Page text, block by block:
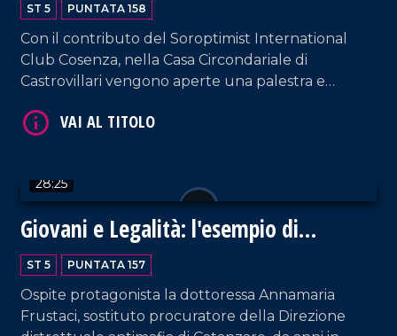
ST 5 PUNTATA 158
Con il contributo del Soroptimist International
Club Cosenza, nella Casa Circondariale di
Castrovillari vengono aperte una palestra e
puntata, intervengono: il direttore del carcere
Penale di Reggio Calabria, Francesco Siclari.
28:25
Giovani e Legalità: l'esempio di
Annamaria Frustaci
ST 5 PUNTATA 157
Ospite protagonista la dottoressa Annamaria
Frustaci, sostituto procuratore della Direzione
VAI AL TITOLO
VAI AL TITOLO